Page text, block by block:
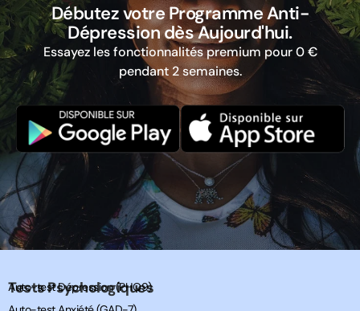
Débutez votre Programme Anti-
Dépression dès Aujourd'hui.
Essayez les fonctionnalités premium pour 0 €
pendant 2 semaines.
Tests Psychologiques
Auto-test Dépression (PHQ9)